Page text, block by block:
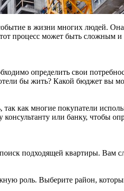
в жизни многих людей. Она
процесс может быть сложным
определить свои
бы жить? Какой бюджет вы
как многие покупатели
или банку, чтобы
подходящей квартиры. Вам
роль. Выберите район,